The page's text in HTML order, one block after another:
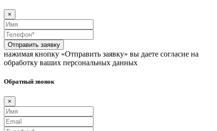
×
Отправить заявку
нажимая кнопку «Отправить заявку» вы даете согласие на
обработку ваших персональных данных
Обратный звонок
×